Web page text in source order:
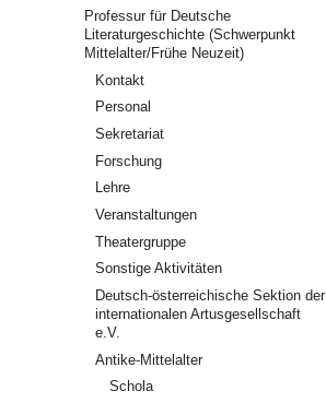
Navigation
Professur für Deutsche
Literaturgeschichte (Schwerpunkt
Mittelalter/Frühe Neuzeit)
Kontakt
Personal
Sekretariat
Forschung
Lehre
Veranstaltungen
Theatergruppe
Sonstige Aktivitäten
Deutsch-österreichische Sektion der
internationalen Artusgesellschaft
e.V.
Antike-Mittelalter
Schola